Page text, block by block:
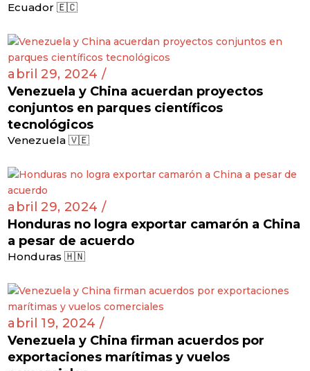
Ecuador 🇪🇨
abril 29, 2024 /
Venezuela y China acuerdan proyectos
conjuntos en parques científicos
tecnológicos
Venezuela 🇻🇪
abril 29, 2024 /
Honduras no logra exportar camarón a China
a pesar de acuerdo
Honduras 🇭🇳
abril 19, 2024 /
Venezuela y China firman acuerdos por
exportaciones marítimas y vuelos